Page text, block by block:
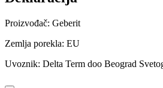
Proizvođač: Geberit
Zemlja porekla: EU
Uvoznik: Delta Term doo Beograd